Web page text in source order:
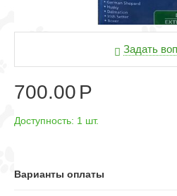
Задать
700.00 Р
Доступность: 1 шт.
Варианты оплаты